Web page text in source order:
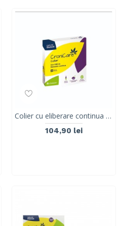
Colier cu eliberare continua de CBD, CroniCare, Stangest, 60cm
104,90 lei